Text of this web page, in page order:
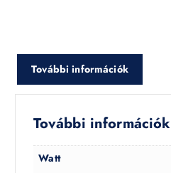
További információk
További információk
Watt